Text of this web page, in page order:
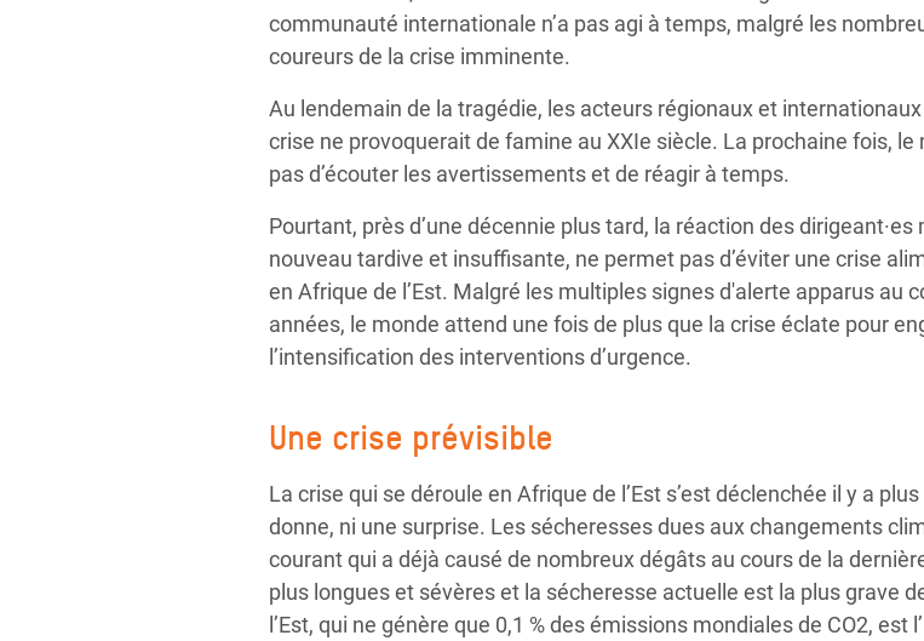
communauté internationale n’a pas agi à temps, malgré les
coureurs de la crise imminente.
Au lendemain de la tragédie, les acteurs régionaux et
crise ne provoquerait de famine au XXIe siècle. La prochaine fois,
pas d’écouter les avertissements et de réagir à temps.
Pourtant, près d’une décennie plus tard, la réaction des
nouveau tardive et insuffisante, ne permet pas d’éviter une crise
en Afrique de l’Est. Malgré les multiples signes d'alerte apparus au
années, le monde attend une fois de plus que la crise éclate pour
l’intensification des interventions d’urgence.
Une crise prévisible
La crise qui se déroule en Afrique de l’Est s’est déclenchée il y a
donne, ni une surprise. Les sécheresses dues aux changements
courant qui a déjà causé de nombreux dégâts au cours de la
plus longues et sévères et la sécheresse actuelle est la plus grave
l’Est, qui ne génère que 0,1 % des émissions mondiales de CO2,